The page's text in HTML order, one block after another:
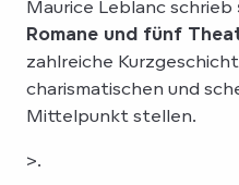
Maurice Leblanc schrieb
Romane und fünf
zahlreiche
charismatischen und
Mittelpunkt stellen.
>.